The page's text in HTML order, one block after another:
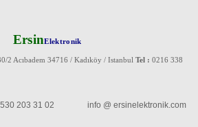
ErsinElektronik
2 Acıbadem 34716 / Kadıköy / Istanbul Tel : 0216 338
0530 203 31 02 info @ ersinelektronik.com